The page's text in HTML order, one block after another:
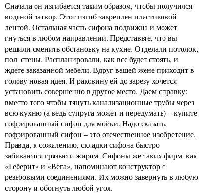
Сначала он изгибается таким образом, чтобы получился
водяной затвор. Этот изгиб закреплен пластиковой
лентой. Остальная часть сифона подвижна и может
гнуться в любом направлении. Представьте, что вы
решили сменить обстановку на кухне. Отделали потолок,
пол, стены. Распланировали, как все будет стоять, и
ждете заказанной мебели. Вдруг вашей жене приходит в
голову новая идея. И раковину ей до зарезу хочется
установить совершенно в другое место. Даем справку:
вместо того чтобы тянуть канализационные трубы через
всю кухню (а ведь супруга может и передумать) – купите
гофрированный сифон для мойки. Надо сказать,
гофрированный сифон – это отечественное изобретение.
Правда, к сожалению, складки сифона быстро
забиваются грязью и жиром. Сифоны же таких фирм, как
«Геберит» и «Вега», напоминают конструктор с
резьбовыми соединениями. Их можно завернуть в любую
сторону и обогнуть любой угол.